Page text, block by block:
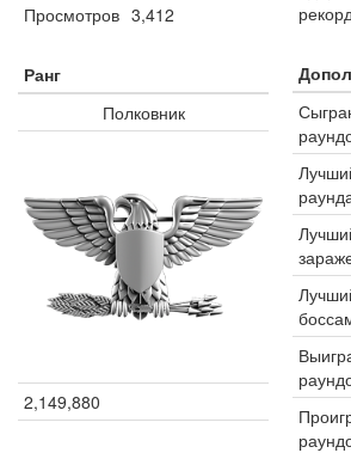
Просмотров 3,412
Ранг
Полковник
2,149,880